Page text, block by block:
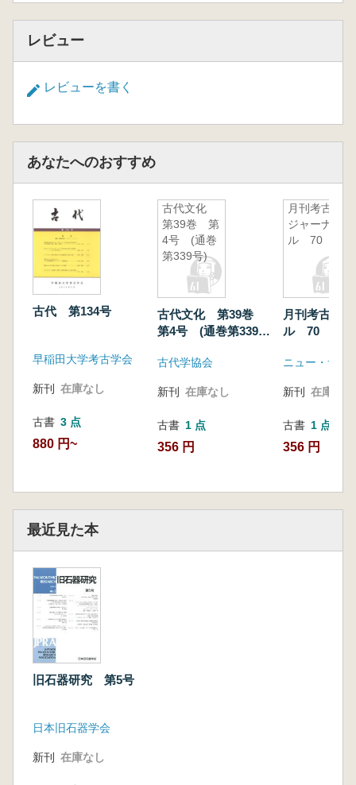
レビュー
レビューを書く
あなたへのおすすめ
古代 第134号
早稲田大学考古学会
新刊 在庫なし
古書 3 点
880 円~
古代文化
第39巻 第
4号 (通巻
第339号)
古代文化 第39巻
第4号 (通巻第339
古代学協会
新刊 在庫なし
古書 1 点
356 円
月刊考古学
ジャーナ
ル 70
月刊考古学
ル 70
ニュー・サイ
新刊 在庫なし
古書 1 点
356 円
最近見た本
旧石器研究 第5号
日本旧石器学会
新刊 在庫なし